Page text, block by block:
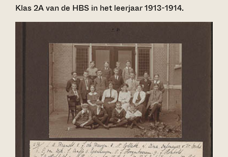
Klas 2A van de HBS in het leerjaar 1913-1914.